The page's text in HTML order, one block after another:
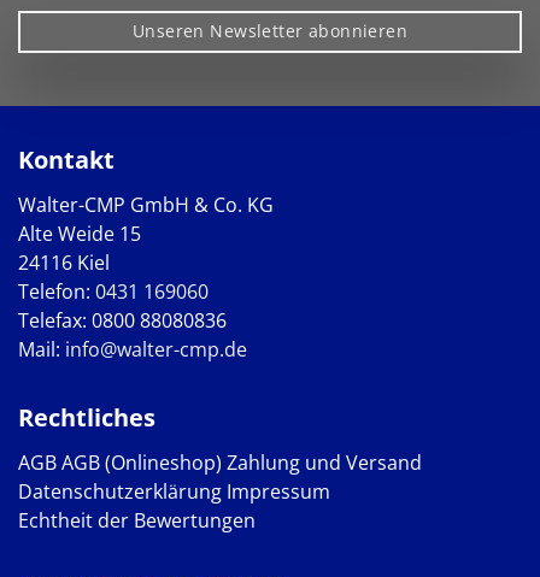
Unseren Newsletter abonnieren
Kontakt
Walter-CMP GmbH & Co. KG
Alte Weide 15
24116 Kiel
Telefon: 0431 169060
Telefax: 0800 88080836
Mail: info@walter-cmp.de
Rechtliches
AGBAGB (Onlineshop) Zahlung und Versand
Datenschutzerklärung Impressum
Echtheit der Bewertungen